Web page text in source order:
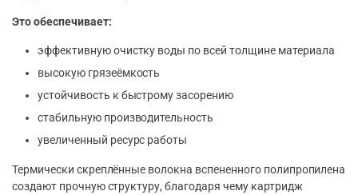
Это обеспечивает:
эффективную очистку воды по всей толщине материала
высокую грязеёмкость
устойчивость к быстрому засорению
стабильную производительность
увеличенный ресурс работы
Термически скреплённые волокна вспененного полипропилена
создают прочную структуру, благодаря чему картридж